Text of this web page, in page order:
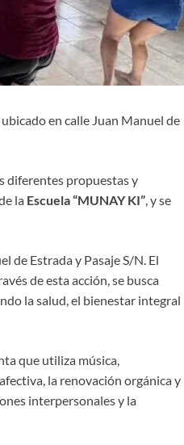
en calle Juan Manuel de
diferentes propuestas y
laEscuela “MUNAY KI”, y se
de Estrada y Pasaje S/N. El
de esta acción, se busca
la salud, el bienestar integral
que utiliza música,
la renovación orgánica y
interpersonales y la